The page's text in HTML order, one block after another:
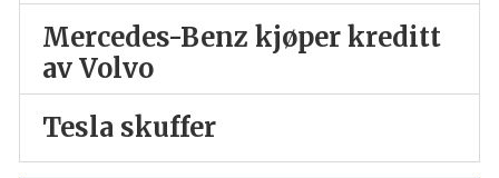
Mercedes-Benz kjøper kreditt
av Volvo
Tesla skuffer